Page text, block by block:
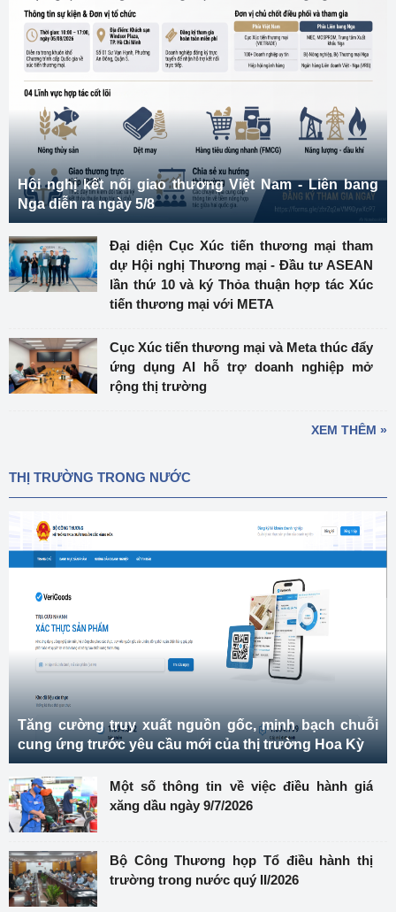
Hội nghị kết nối giao thương Việt Nam - Liên bang
Nga diễn ra ngày 5/8
Đại diện Cục Xúc tiến thương mại tham
dự Hội nghị Thương mại - Đầu tư ASEAN
lần thứ 10 và ký Thỏa thuận hợp tác Xúc
tiến thương mại với META
Cục Xúc tiến thương mại và Meta thúc đẩy
ứng dụng AI hỗ trợ doanh nghiệp mở
rộng thị trường
XEM THÊM »
THỊ TRƯỜNG TRONG NƯỚC
Tăng cường truy xuất nguồn gốc, minh bạch chuỗi
cung ứng trước yêu cầu mới của thị trường Hoa Kỳ
Một số thông tin về việc điều hành giá
xăng dầu ngày 9/7/2026
Bộ Công Thương họp Tổ điều hành thị
trường trong nước quý II/2026